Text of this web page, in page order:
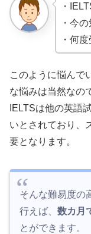
・
・今
・何
このように悩んで
な悩みは当然なの
IELTSは他の英語
いとされており、
要となります。
そんな難易度の
行えば、 数カ月
とができます。